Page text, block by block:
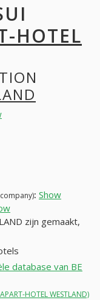
HOTEL
: Show
zijn gemaakt,
database van BE
HOTEL WESTLAND)